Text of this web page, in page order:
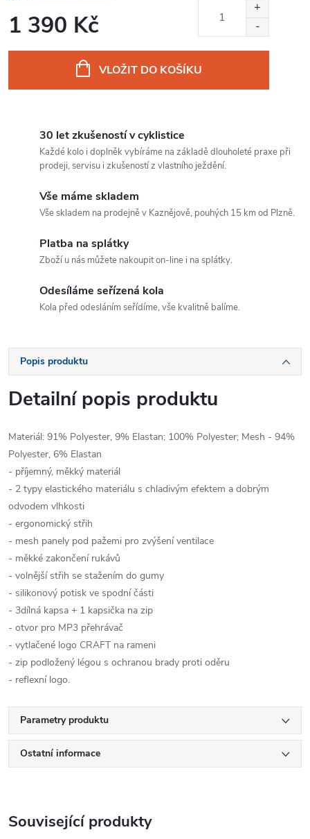
1 390 Kč
VLOŽIT DO KOŠÍKU
30 let zkušeností v cyklistice
Každé kolo i doplněk vybíráme na základě dlouholeté praxe při
prodeji, servisu i zkušeností z vlastního ježdění.
Vše máme skladem
Vše skladem na prodejně v Kaznějově, pouhých 15 km od Plzně.
Platba na splátky
Zboží u nás můžete nakoupit on-line i na splátky.
Odesíláme seřízená kola
Kola před odesláním seřídíme, vše kvalitně balíme.
Popis produktu
Detailní popis produktu
Materiál: 91% Polyester, 9% Elastan; 100% Polyester; Mesh - 94%
Polyester, 6% Elastan
- příjemný, měkký materiál
- 2 typy elastického materiálu s chladivým efektem a dobrým
odvodem vlhkosti
- ergonomický střih
- mesh panely pod pažemi pro zvýšení ventilace
- měkké zakončení rukávů
- volnější střih se stažením do gumy
- silikonový potisk ve spodní části
- 3dílná kapsa + 1 kapsička na zip
- otvor pro MP3 přehrávač
- vytlačené logo CRAFT na rameni
- zip podložený légou s ochranou brady proti oděru
- reflexní logo.
Parametry produktu
Ostatní informace
Související produkty